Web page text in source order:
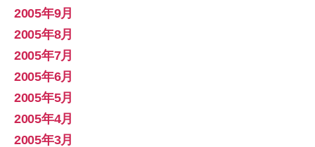
2005年9月
2005年8月
2005年7月
2005年6月
2005年5月
2005年4月
2005年3月